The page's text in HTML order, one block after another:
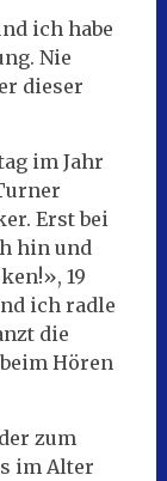
ich habe
Nie
dieser
im Jahr
Erst bei
hin und
19
ich radle
die
Hören
zum
im Alter